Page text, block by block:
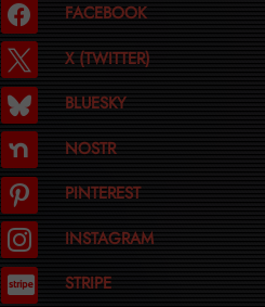
FACEBOOK
X (TWITTER)
BLUESKY
NOSTR
PINTEREST
INSTAGRAM
STRIPE